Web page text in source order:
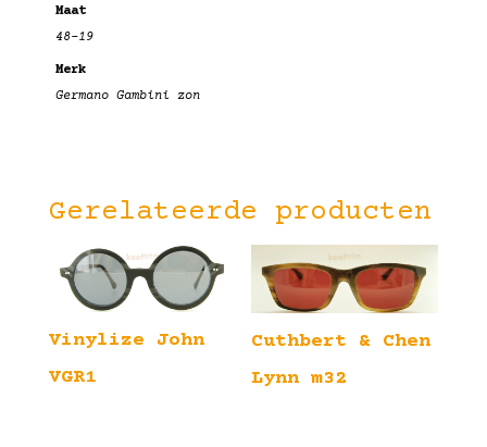
Maat
48-19
Merk
Germano Gambini zon
Gerelateerde producten
Vinylize John
VGR1
Cuthbert & Chen
Lynn m32